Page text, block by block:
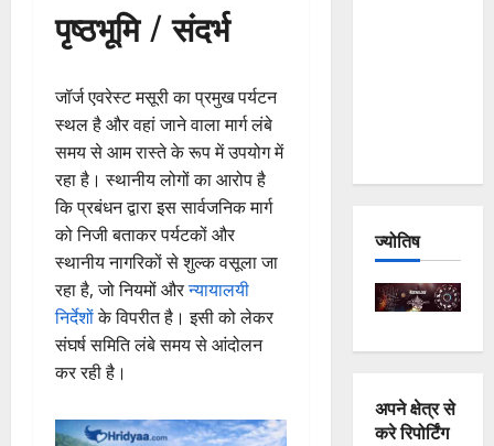
पृष्ठभूमि / संदर्भ
जॉर्ज एवरेस्ट मसूरी का प्रमुख पर्यटन
स्थल है और वहां जाने वाला मार्ग लंबे
समय से आम रास्ते के रूप में उपयोग में
रहा है। स्थानीय लोगों का आरोप है
कि प्रबंधन द्वारा इस सार्वजनिक मार्ग
को निजी बताकर पर्यटकों और
स्थानीय नागरिकों से शुल्क वसूला जा
रहा है, जो नियमों औरन्यायालयी
निर्देशोंके विपरीत है। इसी को लेकर
संघर्ष समिति लंबे समय से आंदोलन
कर रही है।
ज्योतिष
अपने क्षेत्र से
करे रिपोर्टिंग